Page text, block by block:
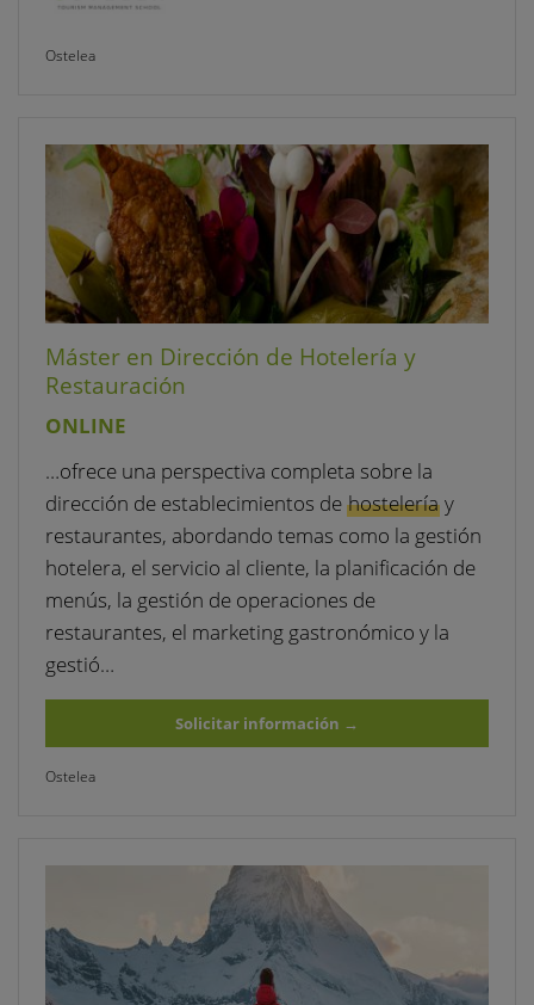
Ostelea
Máster en Dirección de Hotelería y
Restauración
ONLINE
…ofrece una perspectiva completa sobre la
dirección de establecimientos de hosteleríay
restaurantes, abordando temas como la gestión
hotelera, el servicio al cliente, la planificación de
menús, la gestión de operaciones de
restaurantes, el marketing gastronómico y la
gestió…
Solicitar información →
Ostelea